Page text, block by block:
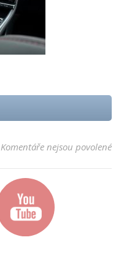
Komentáře nejsou povolenéu